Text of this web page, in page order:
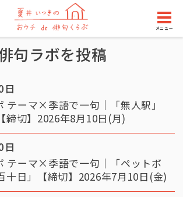
メニュー
句ラボを投稿
日
テーマ×季語で一句｜「無人駅」
締切】2026年8月10日(月)
日
テーマ×季語で一句｜「ペットボ
十日」【締切】2026年7月10日(金)